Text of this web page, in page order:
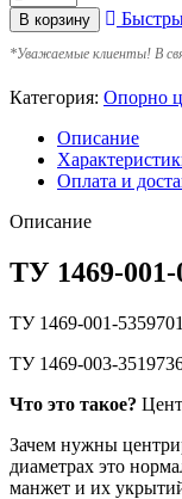
В корзину
*Уважаемые клиенты! В
Категория: Опорно
Описание
Оплата и
Описание
ТУ 1469-001-
ТУ 1469-001-
ТУ 1469-003-
Что это такое?
Зачем нужны
диаметрах это
манжет и их